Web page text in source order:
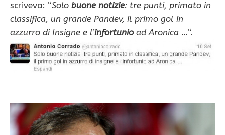
scriveva: “Solo buone notizie: tre punti, primato in
classifica, un grande Pandev, il primo gol in
azzurro di Insigne e l’infortunioad Aronica …“.